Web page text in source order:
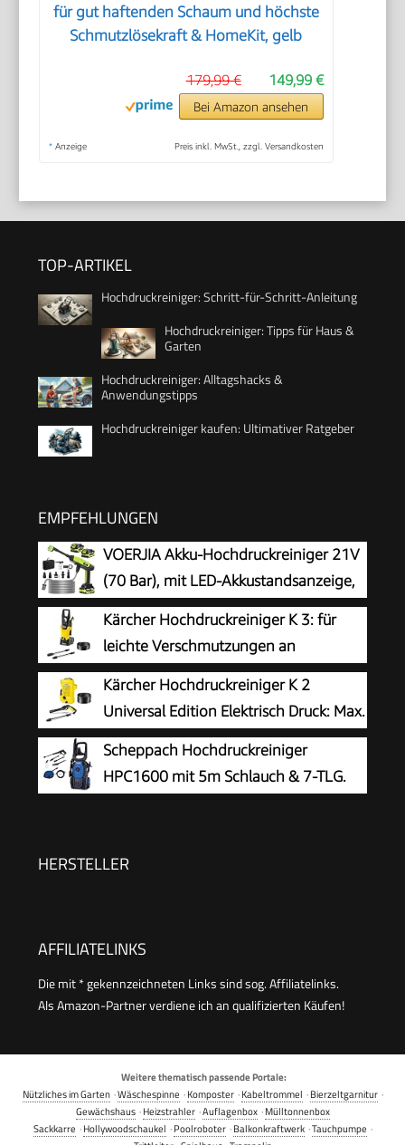
für gut haftenden Schaum und höchste
Schmutzlösekraft & HomeKit, gelb
149,99 €
179,99 €
Bei Amazon ansehen
* Anzeige Preis inkl. MwSt., zzgl. Versandkosten
TOP-ARTIKEL
Hochdruckreiniger: Schritt-für-Schritt-Anleitung
Hochdruckreiniger: Tipps für Haus &
Garten
Hochdruckreiniger: Alltagshacks &
Anwendungstipps
Hochdruckreiniger kaufen: Ultimativer Ratgeber
EMPFEHLUNGEN
VOERJIA Akku-Hochdruckreiniger 21V
(70 Bar), mit LED-Akkustandsanzeige,
2X 4,0 Ah Akkus, 400 L/h, 6-in-1 Düse
für Auto, Fahrrad, Terrasse & Camping, Grün
Kärcher Hochdruckreiniger K 3: für
leichte Verschmutzungen an
Fahrrädern, Gartenzäunen,
Motorrädern & Co. Flächenleistung 25 m²/h. Mit
Pistole, 6 m Hochdruckschlauch und Vario
Power-Strahlrohr Gelb
Kärcher Hochdruckreiniger K 2
Universal Edition Elektrisch Druck: Max.
110 bar Fördermenge: 360 l/h
Flächenleistung: 20 m²/h Wasserfilter Gewicht:
38 kg Hochdruckschlauch und -Pistole
Scheppach Hochdruckreiniger
HPC1600 mit 5m Schlauch & 7-TLG.
Aluminiumpumpe, Selbstansaugfunktion &
HERSTELLER
AFFILIATELINKS
Die mit * gekennzeichneten Links sind sog. Affiliatelinks.
Als Amazon-Partner verdiene ich an qualifizierten Käufen!
Weitere thematisch passende Portale:
Nützliches im Garten·Wäschespinne ·Komposter·Kabeltrommel ·Bierzeltgarnitur·
Gewächshaus·Heizstrahler·Auflagenbox·Mülltonnenbox
Sackkarre ·Hollywoodschaukel ·Poolroboter·Balkonkraftwerk·Tauchpumpe ·